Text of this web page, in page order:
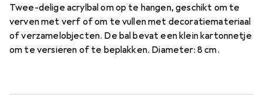
Twee-delige acrylbal om op te hangen, geschikt om te
verven met verf of om te vullen met decoratiemateriaal
of verzamelobjecten. De bal bevat een klein kartonnetje
om te versieren of te beplakken. Diameter: 8 cm.